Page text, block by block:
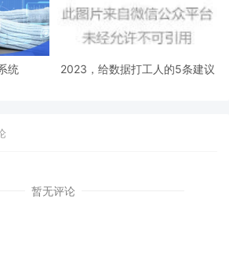
统 2023，给数据打工人的5条建议
暂无评论